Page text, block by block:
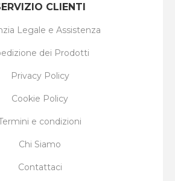
CLIENTI
Legale e Assistenza
dei Prodotti
Privacy Policy
Cookie Policy
e condizioni
Chi Siamo
Contattaci